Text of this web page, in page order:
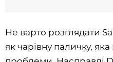
Не варто розглядати
як чарівну паличку,